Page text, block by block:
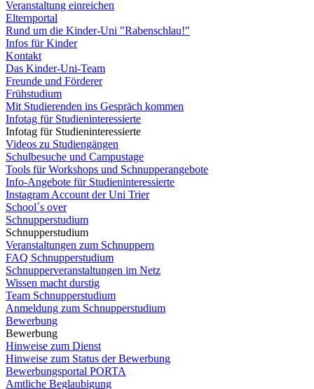
Veranstaltung einreichen
Elternportal
Rund um die Kinder-Uni "Rabenschlau!"
Infos für Kinder
Kontakt
Das Kinder-Uni-Team
Freunde und Förderer
Frühstudium
Mit Studierenden ins Gespräch kommen
Infotag für Studieninteressierte
Infotag für Studieninteressierte
Videos zu Studiengängen
Schulbesuche und Campustage
Tools für Workshops und Schnupperangebote
Info-Angebote für Studieninteressierte
Instagram Account der Uni Trier
School´s over
Schnupperstudium
Schnupperstudium
Veranstaltungen zum Schnuppern
FAQ Schnupperstudium
Schnupperveranstaltungen im Netz
Wissen macht durstig
Team Schnupperstudium
Anmeldung zum Schnupperstudium
Bewerbung
Bewerbung
Hinweise zum Dienst
Hinweise zum Status der Bewerbung
Bewerbungsportal PORTA
Amtliche Beglaubigung